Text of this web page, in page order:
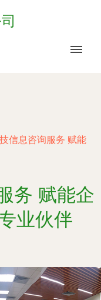
信息咨询服务 赋能
务 赋能企
业伙伴